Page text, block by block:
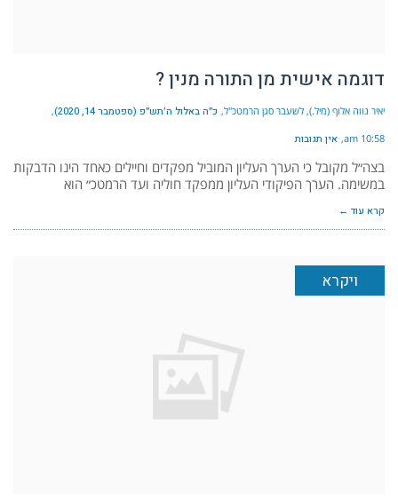
דוגמה אישית מן התורה מנין ?
יאיר נווה אלוף (מיל.), לשעבר סגן הרמטכ"ל כ״ה באלול ה׳תש״פ (ספטמבר 14, 2020)
10:58 am אין תגובות
בצה״ל מקובל כי הערך העליון המוביל מפקדים וחיילים כאחד הינו הדבקות
במשימה. הערך הפיקודי העליון ממפקד חוליה ועד הרמטכ״ הוא
קרא עוד ←
ויקרא